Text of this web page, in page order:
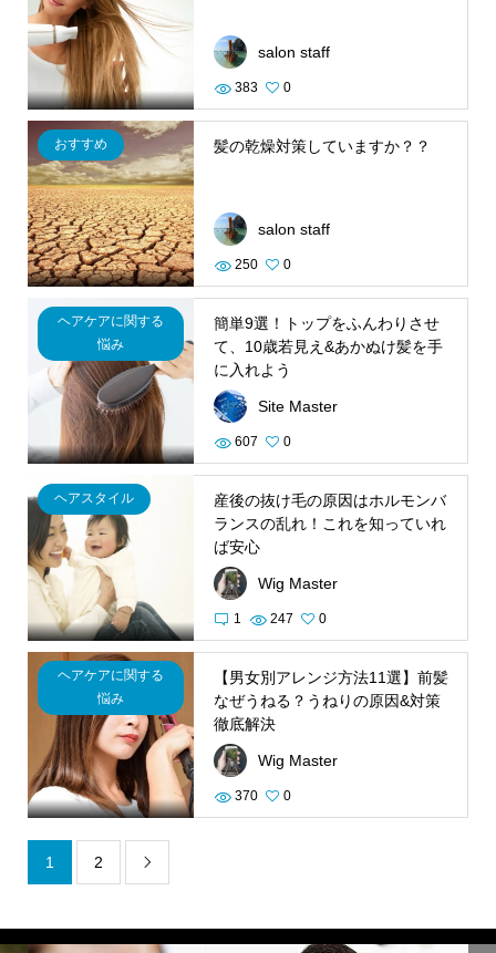
salon staff
383 0
おすすめ 髪の乾燥対策していますか？？
salon staff
250 0
ヘアケアに関する
悩み
簡単9選！トップをふんわりさせ
て、10歳若見え&あかぬけ髪を手
に入れよう
Site Master
607 0
ヘアスタイル
産後の抜け毛の原因はホルモンバ
ランスの乱れ！これを知っていれ
ば安心
Wig Master
1 247 0
ヘアケアに関する
悩み
【男女別アレンジ方法11選】前髪
なぜうねる？うねりの原因&対策
徹底解決
Wig Master
370 0
1 2 